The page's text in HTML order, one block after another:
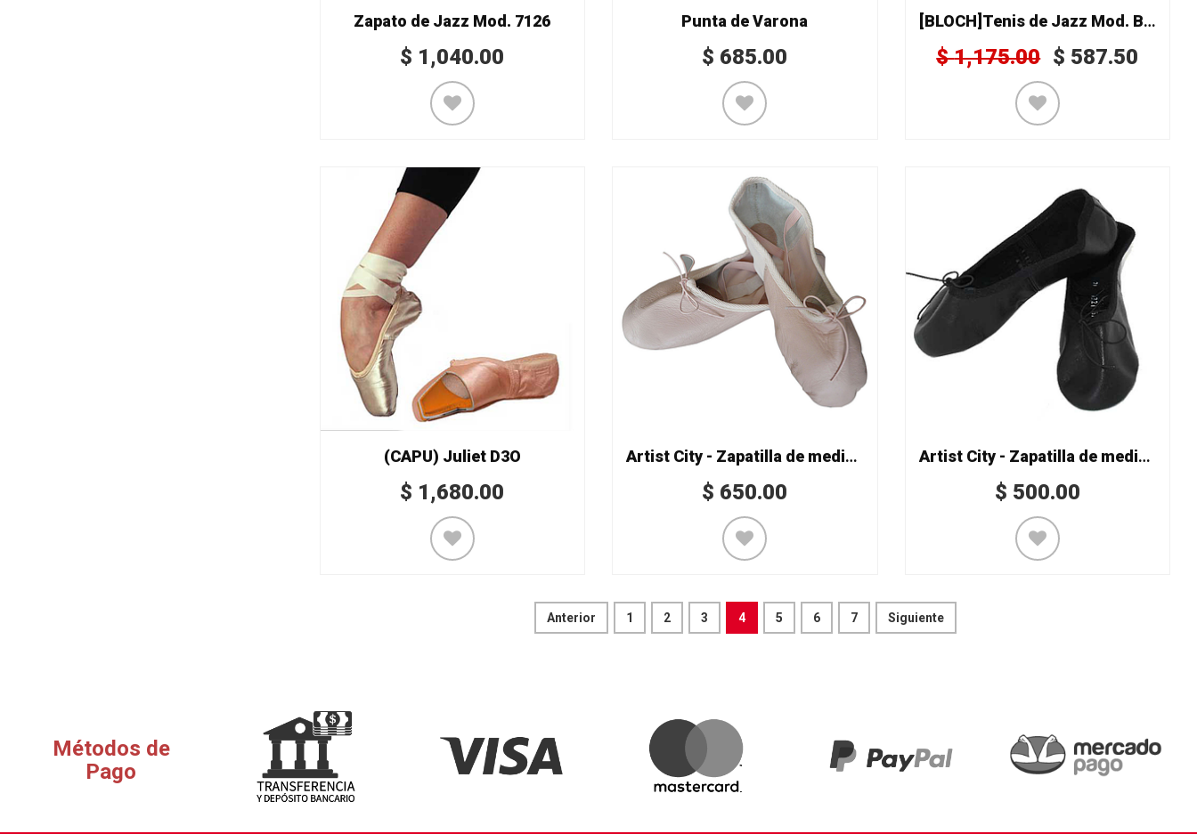
Zapato de Jazz Mod. 7126
$ 1,040.00
Punta de Varona
$ 685.00
[BLOCH]Tenis de Jazz Mod. BLS0540L
$1,175.00 $ 587.50
(CAPU) Juliet D3O
$ 1,680.00
Artist City - Zapatilla de media punta Mod. 4320 split en piel
$ 650.00
Artist City - Zapatilla de media punta Mod. 4320 split en lona
$ 500.00
Anterior 1 2 3 4 5 6 7 Siguiente
Métodos de
Pago